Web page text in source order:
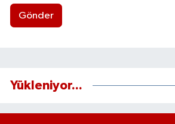
Gönder
Yükleniyor...